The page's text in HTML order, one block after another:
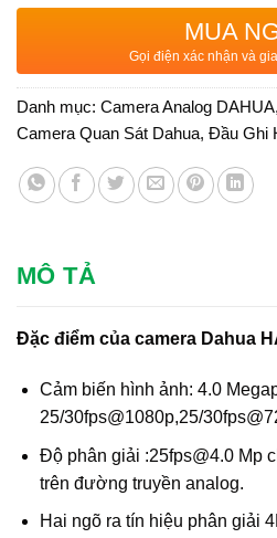
MUA
Gọi điện xác nhận và
Danh mục: Camera Analog DAHUA,
Camera Quan Sát Dahua, Đầu Ghi
MÔ TẢ
Đặc điểm của camera Dahua
Cảm biến hình ảnh: 4.0
25/30fps@1080p,25/
Độ phân giải :25fps@4.0 Mp
trên đường truyền analog.
Hai ngõ ra tín hiệu phân giải